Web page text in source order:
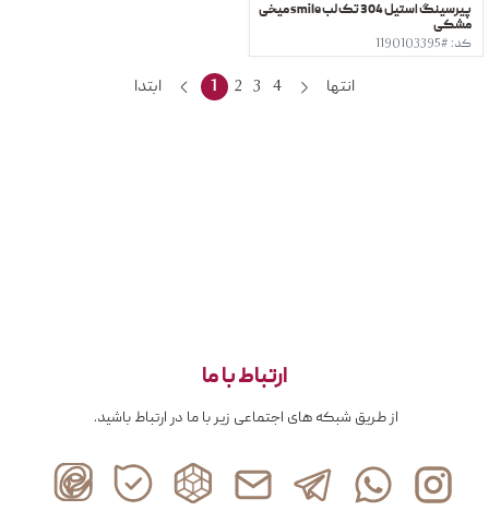
پیرسینگ استیل 304 تک لب smile میخی
مشکی
کد: #1190103395
ابتدا 1 2 3 4 انتها
ارتباط با ما
از طریق شبکه های اجتماعی زیر با ما در ارتباط باشید.